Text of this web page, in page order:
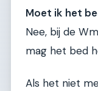
Moet ik het
Nee, bij de
mag het bed
Als het niet